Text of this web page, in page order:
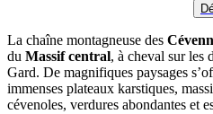
La chaîne montagneuse des
du Massifcentral, à cheval sur les
Gard. De magnifiques paysages
immenses plateaux karstiques,
cévenoles, verdures abondantes et